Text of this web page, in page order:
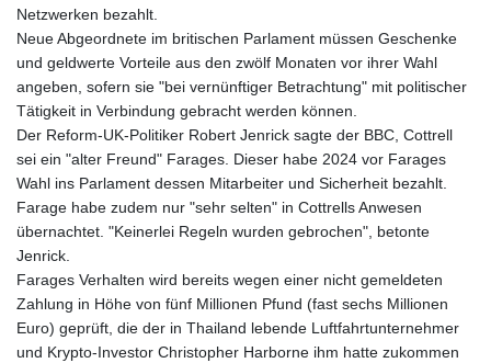
Netzwerken bezahlt.
Neue Abgeordnete im britischen Parlament müssen Geschenke
und geldwerte Vorteile aus den zwölf Monaten vor ihrer Wahl
angeben, sofern sie "bei vernünftiger Betrachtung" mit politischer
Tätigkeit in Verbindung gebracht werden können.
Der Reform-UK-Politiker Robert Jenrick sagte der BBC, Cottrell
sei ein "alter Freund" Farages. Dieser habe 2024 vor Farages
Wahl ins Parlament dessen Mitarbeiter und Sicherheit bezahlt.
Farage habe zudem nur "sehr selten" in Cottrells Anwesen
übernachtet. "Keinerlei Regeln wurden gebrochen", betonte
Jenrick.
Farages Verhalten wird bereits wegen einer nicht gemeldeten
Zahlung in Höhe von fünf Millionen Pfund (fast sechs Millionen
Euro) geprüft, die der in Thailand lebende Luftfahrtunternehmer
und Krypto-Investor Christopher Harborne ihm hatte zukommen